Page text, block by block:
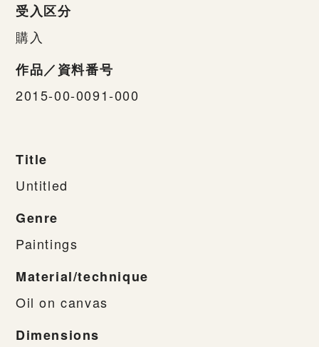
受入区分
購入
作品／資料番号
2015-00-0091-000
Title
Untitled
Genre
Paintings
Material/technique
Oil on canvas
Dimensions